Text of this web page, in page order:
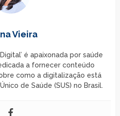
Vieira
é apaixonada por saúde
a fornecer conteúdo
como a digitalização está
de Saúde (SUS) no Brasil.